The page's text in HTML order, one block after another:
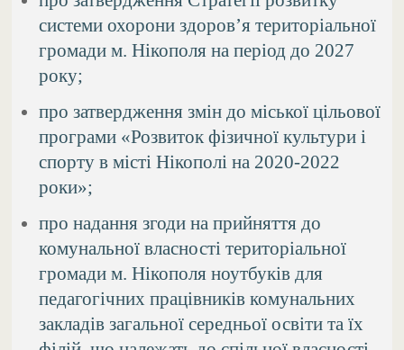
системи охорони здоров’я територіальної
громади м. Нікополя на період до 2027
року;
про затвердження змін до міської цільової
програми «Розвиток фізичної культури і
спорту в місті Нікополі на 2020-2022
роки»;
про надання згоди на прийняття до
комунальної власності територіальної
громади м. Нікополя ноутбуків для
педагогічних працівників комунальних
закладів загальної середньої освіти та їх